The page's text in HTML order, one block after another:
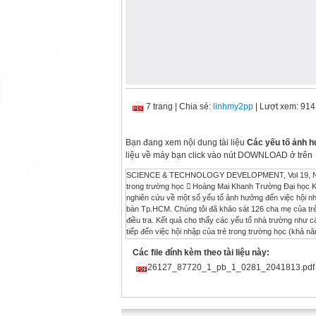
7 trang Chia sẻ: linhmy2pp | Lượt xem: 914
Bạn đang xem nội dung tài liệu Các yếu tố ảnh
liệu về máy bạn click vào nút DOWNLOAD ở trên
SCIENCE & TECHNOLOGY DEVELOPMENT, Vol 19, No.X3-2016 Trang 70 Các yếu tố ảnh hưởng đến việc hội nhập của trẻ khuyết tật trong trường học  Hoàng Mai Khanh Trường Đại học Khoa học Xã hội và Nhân văn, ĐHQG-HCM TÓM TẮT: Bài báo trình bày kết quả nghiên cứu về một số yếu tố ảnh hưởng đến việc hội nhập của trẻ khuyết tật trong trường học tại 3 trường giáo dục chuyên biệt trên địa bàn Tp.HCM. Chúng tôi đã khảo sát 126 cha mẹ của trẻ khuyết tật (khiếm thị, khiếm thính và một số trẻ đa tật), 33 giáo viên qua bảng hỏi điều tra. Kết quả cho thấy các yếu tố nhà trường như các hoạt động ngoại khóa, hoạt động nhóm, giao tiếp với giáo viên có tác động trực tiếp đến việc hội nhập của trẻ trong trường học (khả năng giao tiếp, mức độ hợp tác của trẻ khuyết tật, trong các hoạt động nhóm,); bên cạnh đó, mối quan hệ anh chị em trong gia đình cũng ảnh hưởng đến khả năng giao tiếp của trẻ tại trường. Từ khoá: trẻ khuyết tật, hội nhập học đường, giao tiếp, giáo dục gia đình. 1. Mở đầu Bình đẳng giáo dục là mục tiêu của UNESCO trong chương trình “Giáo dục cho mọi người” (Education for All by 2015), trong đó nhấn mạnh đến giáo dục và hội nhập cho trẻ khuyết tật. Trước khi có thể hòa nhập xã hội, trẻ khuyết tật cần được thực sự hội nhập, tham gia như các thành viên bình thường khác trong các môi trường gần gũi nhất của trẻ, cụ thể là gia đình và học đường. Nghiên cứu này tìm hiểu các yếu tố từ gia đình và nhà trường có thể ảnh hưởng đến hội nhập của trẻ khuyết tật trong trường học 1.1. Hội nhập tại trường học Theo mô hình xã hội về khuyết tật, Burke cho rằng các rào cản là khiếm khuyết của cơ thể và rào cản xã hội góp phần tạo nên cách nhìn nhận về khuyết tật của cá nhân. Mô hình xã hội cần hỗ trợ các nhu cầu của cá nhân trong cộng đồng sao cho cá nhân không bị cô lập, loại trừ chỉ vì tình trạng của mình. Mô hình xã hội khuyến khích sự thay đổi các thiết chế xã hội, làm sao để người có khiếm khuyết được tham gia đầy đủ vào bất cứ hoạt động nào của đời sống xã hội (Burke P., 2004). Mặt khác, theo ICF, ngoài những khiếm khuyết về chức năng cơ thể như khiếm thị hay khiếm thính, các yếu tố môi trường như thái độ của gia đình, xã hội, các mối quan hệ của cá nhân người khuyết tật với các môi trường xung quanh, những dịch vụ, hệ thống chính sách hỗ trợ người khuyết tật, phương tiện, cơ sở vật chất phù hợp cho người khuyết tật có thể ảnh hưởng, gây ra nhiều khó khăn, cản trở hoặc hỗ trợ, thúc đẩy việc tham gia vào các hoạt động bình thường của người khuyết tật (WHO, 2003). Trên tinh thần đó, khái niệm hội nhập có thể được hiểu như sau: “Hội nhập là một quá trình trong đó các thành tố được tập hợp lại thành một khối liên kết các phần khác nhau trong một tổng thể” (Flynn & Kowalczyk-McPhee, 1989). Khái niệm cơ học về hội nhập này kết hợp với khái niệm công nhận giá trị các vai trò xã hội của mỗi cá nhân, đặc biệt những người có nhu cầu đặc biệt. Wolfensberger và Thomas đã nêu tầm quan trọng của việc công nhận giá trị của các vai trò xã hội: “công nhận giá trị các vai trò xã hội là sử dụng những phương tiện một cách văn hóa nhằm cho phép những người bị xem là thấp kém trong xã hội TAÏP CHÍ PHAÙT TRIEÅN KH&CN, TAÄP 19, SOÁ X3-2016 Trang 71 đạt được và duy trì những vai trò xã hội có giá trị” (Wolfensberger & Thomas, 2007). Từ đó, có thể xem hội nhập là các cá nhân tham gia vào cộng đồng với các vai trò xã hội có giá trị và được công nhận. Có thể xem xét hội nhập dưới 3 chiều kích: - Thể lý: hội nhập thể lý là sự hiện diện của một hay nhiều cá nhân (khác biệt) trong trường học, cộng đồng. Sự hiện diện này cần phải được kéo dài và bền vững (Gottlieb, 1981). - Xã hội: hội nhập xã hội là sự tham gia tương tác giữa một hay nhiều cá nhân (khác biệt) với những người bình thường khác trong tương quan bình thường, trong các hoạt động thường ngày (Wolfensberger & Thomas, 2007). - Sư phạm: hội nhập sư phạm là hội nhập dựa trên
Các file đính kèm theo tài liệu này:
26127_87720_1_pb_1_0281_2041813.pdf